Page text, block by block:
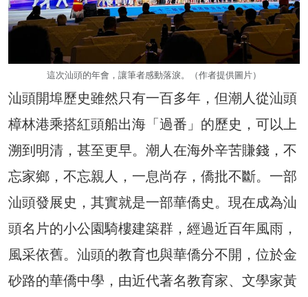
這次汕頭的年會，讓筆者感動落淚。（作者提供圖片）
汕頭開埠歷史雖然只有一百多年，但潮人從汕頭
樟林港乘搭紅頭船出海「過番」的歷史，可以上
溯到明清，甚至更早。潮人在海外辛苦賺錢，不
忘家鄉，不忘親人，一息尚存，僑批不斷。一部
汕頭發展史，其實就是一部華僑史。現在成為汕
頭名片的小公園騎樓建築群，經過近百年風雨，
風采依舊。汕頭的教育也與華僑分不開，位於金
砂路的華僑中學，由近代著名教育家、文學家黃